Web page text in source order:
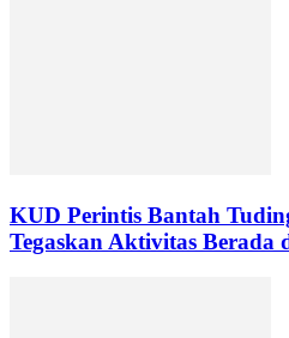
KUD Perintis Bantah
Tegaskan Aktivitas Berada